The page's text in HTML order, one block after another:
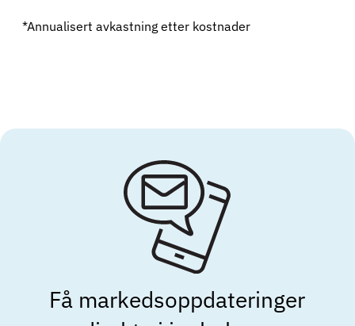
*Annualisert avkastning etter kostnader
Få markeds­oppdateringer